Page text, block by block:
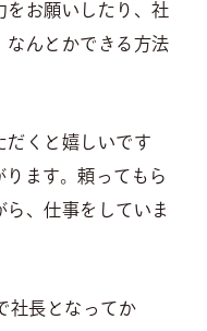
をお願いしたり、社
なんとかできる方法
だくと嬉しいです
ます。頼ってもら
ら、仕事をしていま
社長となってか